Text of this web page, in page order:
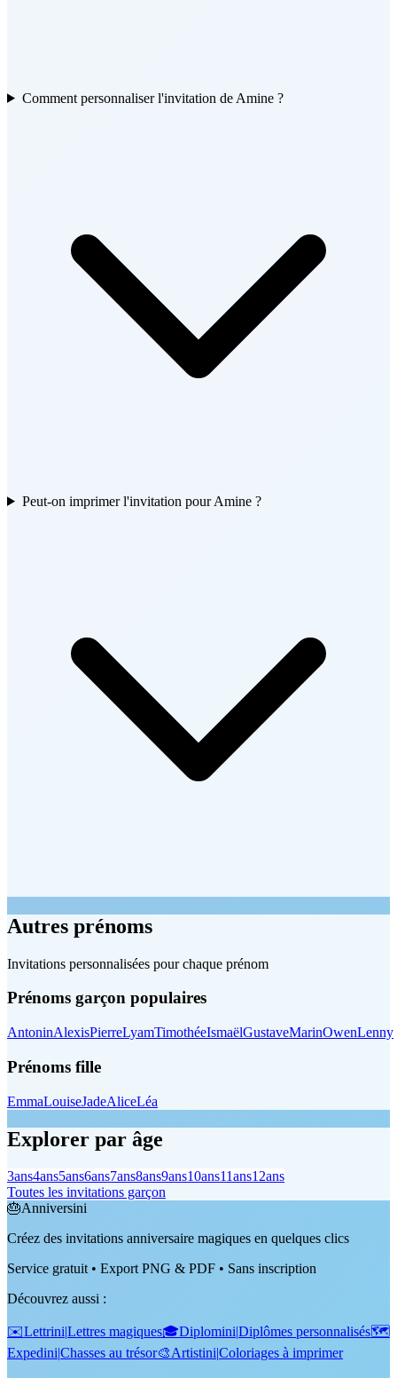
Comment personnaliser l'invitation de Amine ?
Peut-on imprimer l'invitation pour Amine ?
Autres prénoms
Invitations personnalisées pour chaque prénom
Prénoms garçon populaires
AntoninAlexisPierreLyamTimothéeIsmaëlGustaveMarinOwenLenny
Prénoms fille
EmmaLouiseJadeAliceLéa
Explorer par âge
3ans4ans5ans6ans7ans8ans9ans10ans11ans12ans
Toutes les invitations garçon
🎂Anniversini
Créez des invitations anniversaire magiques en quelques clics
Service gratuit • Export PNG & PDF • Sans inscription
Découvrez aussi :
✉️Lettrini|Lettres magiques🎓Diplomini|Diplômes personnalisés🗺️
Expedini|Chasses au trésor🎨Artistini|Coloriages à imprimer